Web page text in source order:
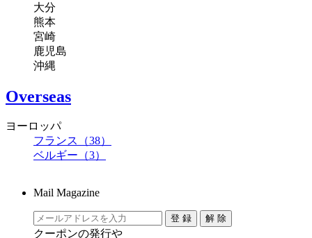
大分
熊本
宮崎
鹿児島
沖縄
Overseas
ヨーロッパ
フランス（38）
ベルギー（3）
Mail Magazine
クーポンの発行や